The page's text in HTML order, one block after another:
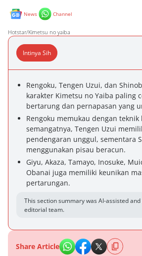
News Channel
Hotstar/Kimetsu no yaiba
Intinya Sih
Rengoku, Tengen Uzui, dan
karakter Kimetsu no Yaiba paling
bertarung dan pernapasan yang
Rengoku memukau dengan teknik
semangatnya, Tengen Uzui
pendengaran unggul, sementara
menggunakan pisau beracun.
Giyu, Akaza, Tamayo, Inosuke,
Obanai juga memiliki keunikan
pertarungan.
This section summary was AI-assisted
editorial team.
Share Article